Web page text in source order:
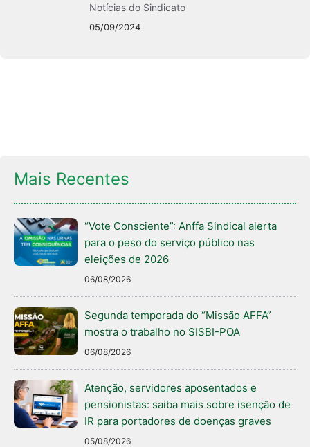
Notícias do Sindicato
05/09/2024
Mais Recentes
“Vote Consciente”: Anffa Sindical alerta
para o peso do serviço público nas
eleições de 2026
06/08/2026
Segunda temporada do “Missão AFFA”
mostra o trabalho no SISBI-POA
06/08/2026
Atenção, servidores aposentados e
pensionistas: saiba mais sobre isenção de
IR para portadores de doenças graves
05/08/2026